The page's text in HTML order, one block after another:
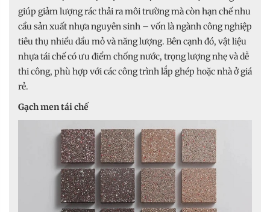
giúp giảm lượng rác thải ra môi trường mà còn hạn chế nhu
cầu sản xuất nhựa nguyên sinh – vốn là ngành công nghiệp
tiêu thụ nhiều dầu mỏ và năng lượng. Bên cạnh đó, vật liệu
nhựa tái chế có ưu điểm chống nước, trọng lượng nhẹ và dễ
thi công, phù hợp với các công trình lắp ghép hoặc nhà ở giá
rẻ.
Gạch men tái chế